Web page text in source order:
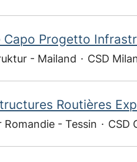
Capo Progetto
- Mailand · CSD
Routières
- Tessin · CSD